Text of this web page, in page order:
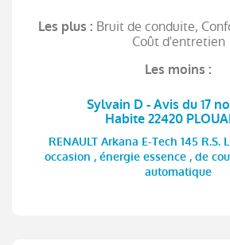
Les plus : Bruit de conduite,
Coût d'entretien
Les moins :
Sylvain D - Avis du 17
Habite 22420
RENAULT Arkana E-Tech 145 R.S.
occasion , énergie essence , de
automatique